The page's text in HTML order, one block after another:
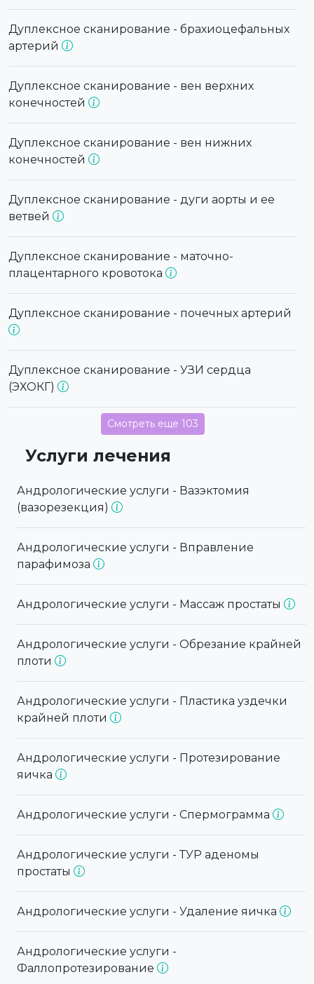
Дуплексное сканирование - брахиоцефальных
артерий
Дуплексное сканирование - вен верхних
конечностей
Дуплексное сканирование - вен нижних
конечностей
Дуплексное сканирование - дуги аорты и ее
ветвей
Дуплексное сканирование - маточно-
плацентарного кровотока
Дуплексное сканирование - почечных артерий
Дуплексное сканирование - УЗИ сердца
(ЭХОКГ)
Смотреть еще 103
Услуги лечения
Андрологические услуги - Вазэктомия
(вазорезекция)
Андрологические услуги - Вправление
парафимоза
Андрологические услуги - Массаж простаты
Андрологические услуги - Обрезание крайней
плоти
Андрологические услуги - Пластика уздечки
крайней плоти
Андрологические услуги - Протезирование
яичка
Андрологические услуги - Спермограмма
Андрологические услуги - ТУР аденомы
простаты
Андрологические услуги - Удаление яичка
Андрологические услуги -
Фаллопротезирование